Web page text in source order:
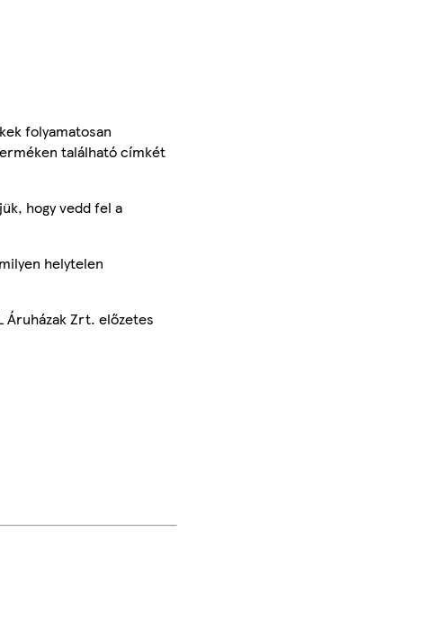
folyamatosan
található címkét
hogy vedd fel a
helytelen
Áruházak Zrt. előzetes